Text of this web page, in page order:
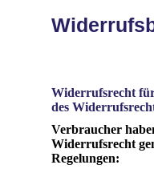
Widerrufsrecht
des
Verbraucher
Widerrufsrecht
Regelungen: